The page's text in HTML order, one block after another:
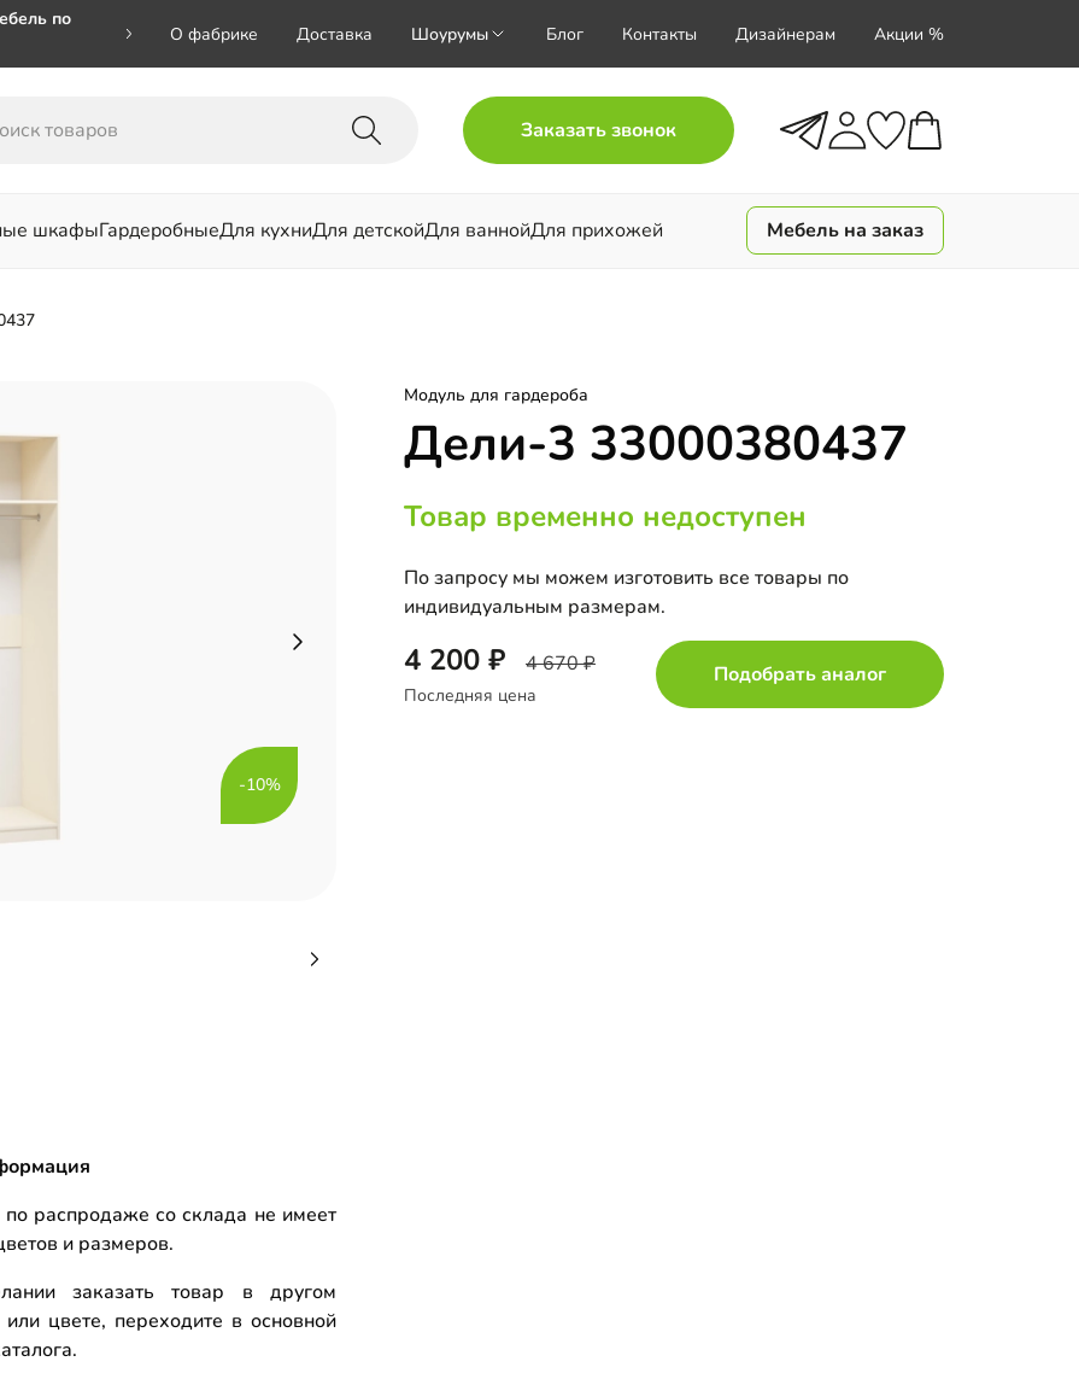
по
номер
О фабрике Доставка Шоурумы Блог Контакты Дизайнерам Акции %
Заказать звонок
шкафыГардеробныеДля кухниДля детскойДля ваннойДля прихожей Мебель на заказ
-10%
Модуль для гардероба
Дели-3 33000380437
Товар временно недоступен
По запросу мы можем изготовить все товары по
индивидуальным размерам.
4 200 4 670
Последняя цена
Подобрать аналог
распродаже со склада не имеет
и размеров.
заказать товар в другом
цвете, переходите в основной